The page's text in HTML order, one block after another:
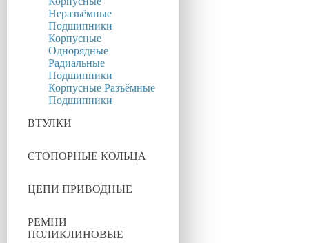
Неразъёмные
Подшипники
Корпусные
Однорядные
Радиальные
Подшипники
Корпусные Разъёмные
Подшипники
ВТУЛКИ
СТОПОРНЫЕ КОЛЬЦА
ЦЕПИ ПРИВОДНЫЕ
РЕМНИ
ПОЛИКЛИНОВЫЕ